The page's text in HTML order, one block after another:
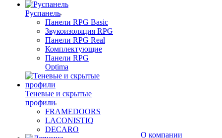
Руспанель
Панели RPG Basic
Звукоизоляция RPG
Панели RPG Real
Комплектующие
Панели RPG
Optima
Теневые и скрытые
профили
FRAMEDOORS
LACONISTIQ
DECARO
О компании